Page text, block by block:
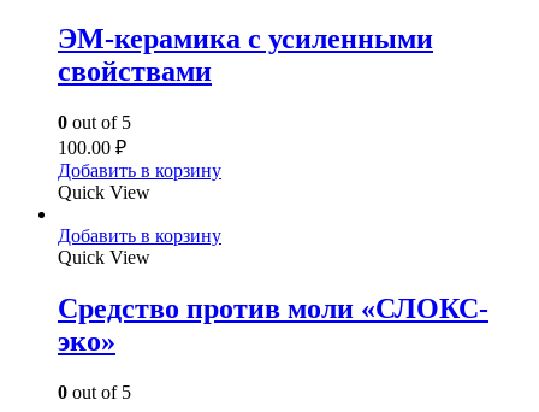
ЭМ-керамика с усиленными
свойствами
0 out of 5
100.00 ₽
Добавить в корзину
Quick View
Добавить в корзину
Quick View
Средство против моли «СЛОКС-
эко»
0 out of 5